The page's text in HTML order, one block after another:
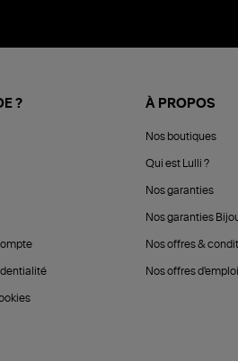
? À PROPOS
Nos boutiques
Qui est Lulli ?
Nos garanties
Nos garanties
Nos offres &
Nos offres d'emploi